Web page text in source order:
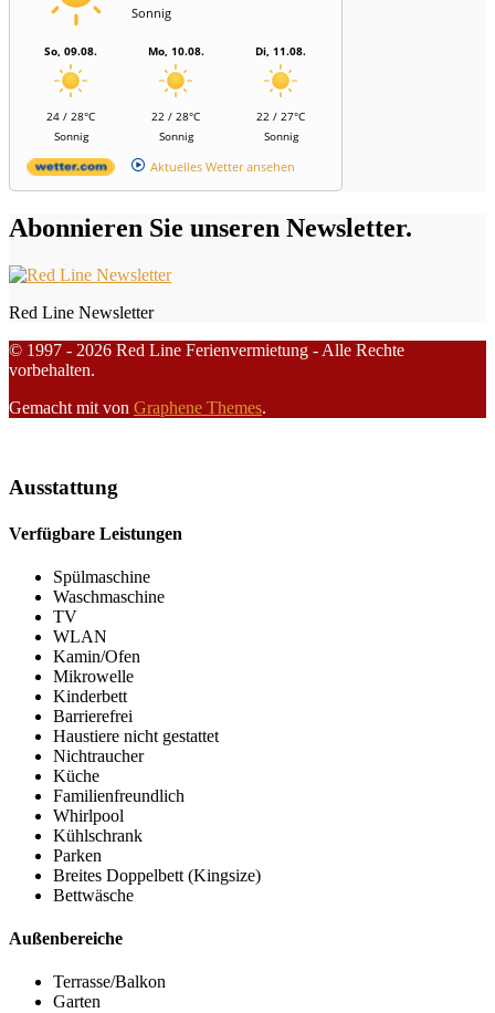
Sonnig
So, 09.08.
24 / 28°C
Sonnig
Mo, 10.08.
22 / 28°C
Sonnig
Di, 11.08.
22 / 27°C
Sonnig
Aktuelles Wetter ansehen
Abonnieren Sie unseren Newsletter.
Red Line Newsletter
© 1997 - 2026 Red Line Ferienvermietung - Alle Rechte
vorbehalten.
Gemacht mit von Graphene Themes.
Ausstattung
Verfügbare Leistungen
Spülmaschine
Waschmaschine
TV
WLAN
Kamin/Ofen
Mikrowelle
Kinderbett
Barrierefrei
Haustiere nicht gestattet
Nichtraucher
Küche
Familienfreundlich
Whirlpool
Kühlschrank
Parken
Breites Doppelbett (Kingsize)
Bettwäsche
Außenbereiche
Terrasse/Balkon
Garten